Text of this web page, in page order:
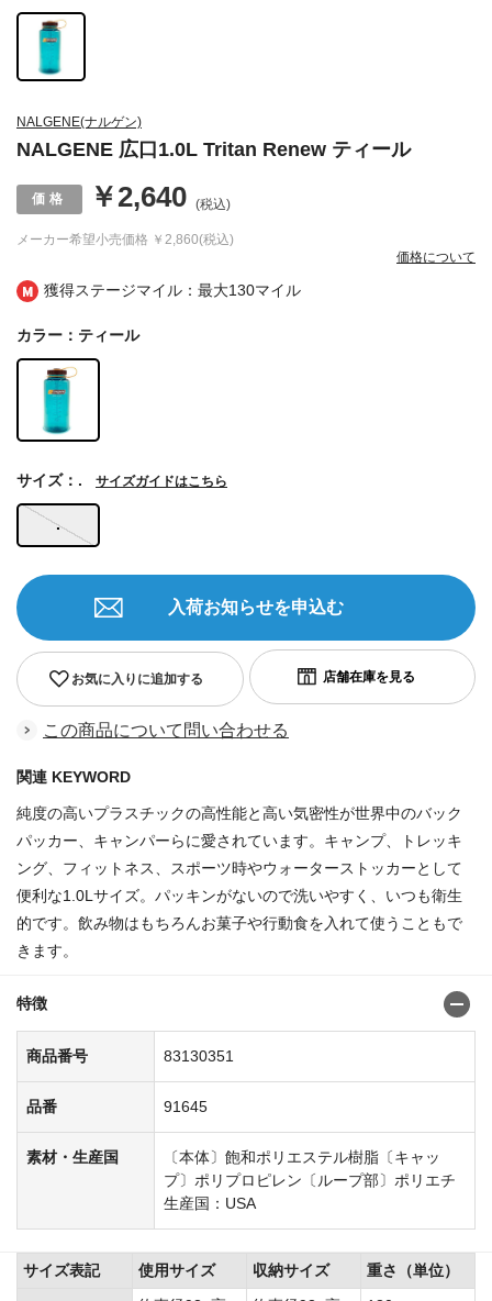
獲得ステージマイル：最大130マイル
NALGENE(ナルゲン)
NALGENE 広口1.0L Tritan Renew ティール
メーカー希望小売価格 ￥2,860(税込)
￥2,640 (税込)
価格について
カラー：ティール
.
サイズ：. サイズガイドはこちら
お気に入りに追加する
入荷お知らせを申込む
この商品について問い合わせる
関連 KEYWORD
純度の高いプラスチックの高性能と高い気密性が世界中のバック
パッカー、キャンパーらに愛されています。キャンプ、トレッキ
ング、フィットネス、スポーツ時やウォーターストッカーとして
便利な1.0Lサイズ。パッキンがないので洗いやすく、いつも衛生
的です。飲み物はもちろんお菓子や行動食を入れて使うこともで
きます。
特徴
商品番号 83130351
品番 91645
素材・生産国
〔本体〕飽和ポリエステル樹脂〔キャッ
プ〕ポリプロピレン〔ループ部〕ポリエチ
生産国：USA
サイズ表記 使用サイズ 収納サイズ
重さ（単位）